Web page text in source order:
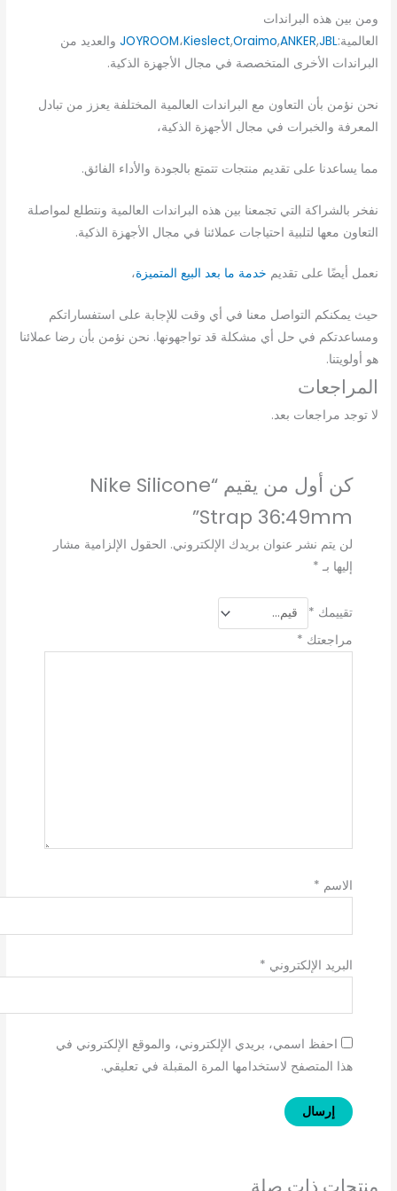
ومن بين هذه البراندات
العالمية:
JOYROOM،Kieslect,Oraimo,ANKER,JBL
والعديد من
البراندات الأخرى المتخصصة في مجال الأجهزة الذكية.
نحن نؤمن بأن التعاون مع البراندات العالمية المختلفة يعزز من تبادل
المعرفة والخبرات في مجال الأجهزة الذكية،
مما يساعدنا على تقديم منتجات تتمتع بالجودة والأداء الفائق.
نفخر بالشراكة التي تجمعنا بين هذه البراندات العالمية ونتطلع لمواصلة
التعاون معها لتلبية احتياجات عملائنا في مجال الأجهزة الذكية.
نعمل أيضًا على تقديم خدمة ما بعد البيع المتميزة،
حيث يمكنكم التواصل معنا في أي وقت للإجابة على استفساراتكم
ومساعدتكم في حل أي مشكلة قد تواجهونها. نحن نؤمن بأن رضا عملائنا
هو أولويتنا.
المراجعات
لا توجد مراجعات بعد.
كن أول من يقيم “Nike Silicone
Strap 36:49mm”
لن يتم نشر عنوان بريدك الإلكتروني. الحقول الإلزامية مشار
إليها بـ *
تقييمك *
مراجعتك *
الاسم *
البريد الإلكتروني *
احفظ اسمي، بريدي الإلكتروني، والموقع الإلكتروني في
هذا المتصفح لاستخدامها المرة المقبلة في تعليقي.